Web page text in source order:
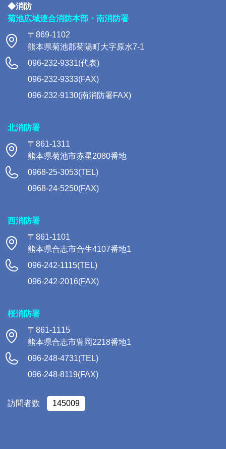
◆消防
菊池広域連合消防本部・南消防署
〒869-1102
熊本県菊池郡菊陽町大字原水7-1
096-232-9331(代表)
096-232-9333(FAX)
096-232-9130(南消防署FAX)
北消防署
〒861-1311
熊本県菊池市赤星2080番地
0968-25-3053(TEL)
0968-24-5250(FAX)
西消防署
〒861-1101
熊本県合志市合生4107番地1
096-242-1115(TEL)
096-242-2016(FAX)
桜消防署
〒861-1115
熊本県合志市豊岡2218番地1
096-248-4731(TEL)
096-248-8119(FAX)
訪問者数 145009